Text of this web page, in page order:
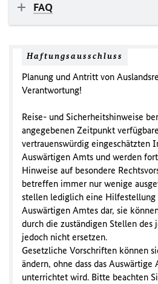
FAQ
Haftungsausschluss
Planung und Antritt von
Verantwortung!
Reise- und Sicherheitshinweise
angegebenen Zeitpunkt
vertrauenswürdig eingeschätzten
Auswärtigen Amts und werden
Hinweise auf besondere
betreffen immer nur wenige
stellen lediglich eine Hilfestellung
Auswärtigen Amtes dar, sie
durch die zuständigen Stellen des
jedoch nicht ersetzen.
Gesetzliche Vorschriften können
ändern, ohne dass das Auswärtige
unterrichtet wird. Bitte beachten